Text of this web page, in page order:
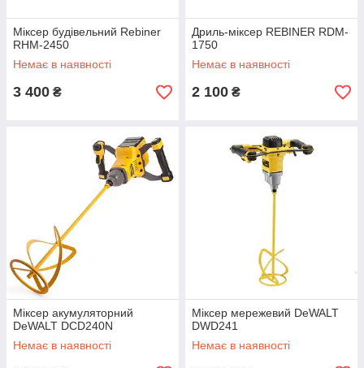
Міксер будівельний Rebiner
RHM-2450
Немає в наявності
3 400 ₴
Дриль-міксер REBINER RDM-
1750
Немає в наявності
2 100 ₴
Міксер акумуляторний
DeWALT DCD240N
Немає в наявності
Міксер мережевий DeWALT
DWD241
Немає в наявності